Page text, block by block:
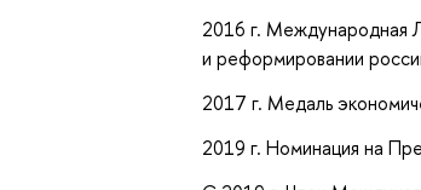
2016 г. Международная
и реформировании
2017 г. Медаль
2019 г. Номинация на